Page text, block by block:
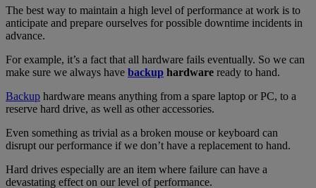
The best way to maintain a high level of performance at work is to
anticipate and prepare ourselves for possible downtime incidents in
advance.
For example, it’s a fact that all hardware fails eventually. So we can
make sure we always have backup hardware ready to hand.
Backup hardware means anything from a spare laptop or PC, to a
reserve hard drive, as well as other accessories.
Even something as trivial as a broken mouse or keyboard can
disrupt our performance if we don’t have a replacement to hand.
Hard drives especially are an item where failure can have a
devastating effect on our level of performance.